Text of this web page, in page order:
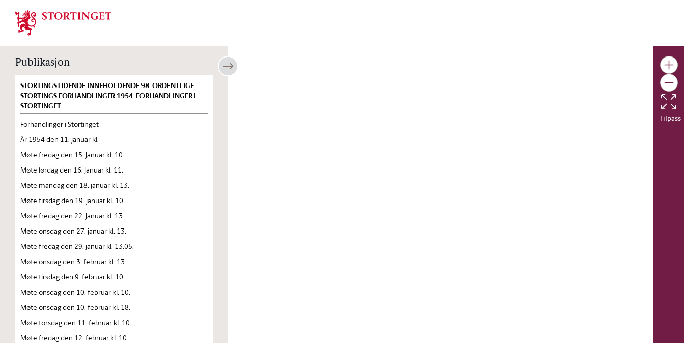
Stortinget.no
Publikasjon
STORTINGSTIDENDE INNEHOLDENDE 98. ORDENTLIGE
STORTINGS FORHANDLINGER 1954. FORHANDLINGER I
STORTINGET.
Forhandlinger i Stortinget
År 1954 den 11. januar kl.
Møte fredag den 15. januar kl. 10.
Møte lørdag den 16. januar kl. 11.
Møte mandag den 18. januar kl. 13.
Møte tirsdag den 19. januar kl. 10.
Møte fredag den 22. januar kl. 13.
Møte onsdag den 27. januar kl. 13.
Møte fredag den 29. januar kl. 13.05.
Møte onsdag den 3. februar kl. 13.
Møte tirsdag den 9. februar kl. 10.
Møte onsdag den 10. februar kl. 10.
Møte onsdag den 10. februar kl. 18.
Møte torsdag den 11. februar kl. 10.
Møte fredag den 12. februar kl. 10.